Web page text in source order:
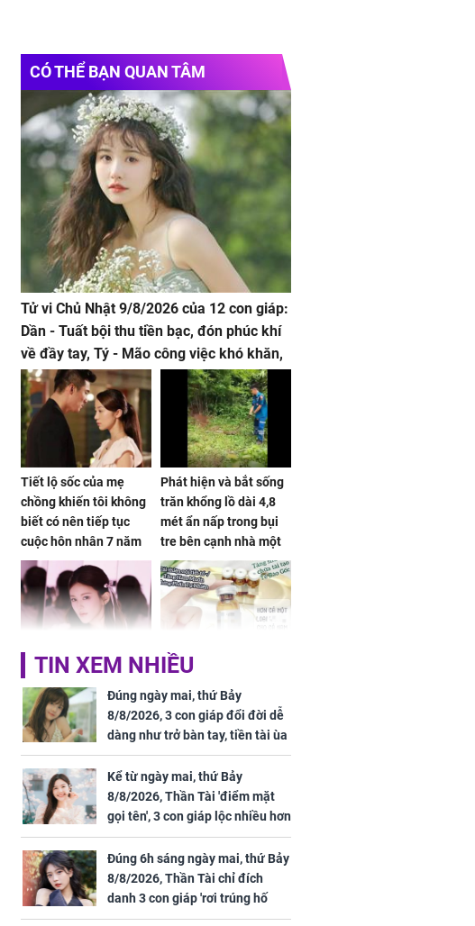
CÓ THỂ BẠN QUAN TÂM
Tử vi Chủ Nhật 9/8/2026 của 12 con giáp:
Dần - Tuất bội thu tiền bạc, đón phúc khí
về đầy tay, Tý - Mão công việc khó khăn,
tiền bạc đội nón ra đi
Tiết lộ sốc của mẹ
chồng khiến tôi không
biết có nên tiếp tục
cuộc hôn nhân 7 năm
nữa hay không
Phát hiện và bắt sống
trăn khổng lồ dài 4,8
mét ẩn nấp trong bụi
tre bên cạnh nhà một
cụ bà
Triệu Lộ Tư muốn bứt
phá khỏi vùng an toàn
NÓNG: Bộ Y tế chưa
cấp phép cho sản
phẩm làm đẹp từ tế
bào gốc người
nấm sợi dai này, cơ thể
sẽ nhận được 4 lợi ích
bất ngờ!
TIN XEM NHIỀU
Đúng ngày mai, thứ Bảy
8/8/2026, 3 con giáp đổi đời dễ
dàng như trở bàn tay, tiền tài ùa
tới, ngồi không lộc cũng đến,
phú quý theo tới già
Kể từ ngày mai, thứ Bảy
8/8/2026, Thần Tài 'điểm mặt
gọi tên', 3 con giáp lộc nhiều hơn
sông, tài vận sáng như trăng
Rằm, chính thức hết khổ
Đúng 6h sáng ngày mai, thứ Bảy
8/8/2026, Thần Tài chỉ đích
danh 3 con giáp 'rơi trúng hố
vàng', tiền bạc ùa về nhà 'như lũ